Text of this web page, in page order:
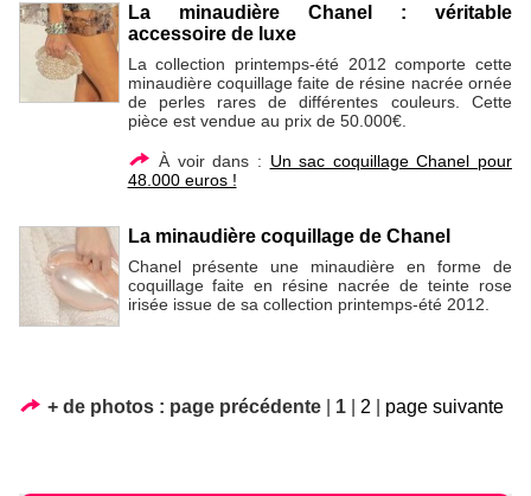
La minaudière Chanel : véritable
accessoire de luxe
La collection printemps-été 2012 comporte cette
minaudière coquillage faite de résine nacrée ornée
de perles rares de différentes couleurs. Cette
pièce est vendue au prix de 50.000€.
À voir dans : Un sac coquillage Chanel pour
48.000 euros !
La minaudière coquillage de Chanel
Chanel présente une minaudière en forme de
coquillage faite en résine nacrée de teinte rose
irisée issue de sa collection printemps-été 2012.
+ de photos : page précédente 1 2 page suivante